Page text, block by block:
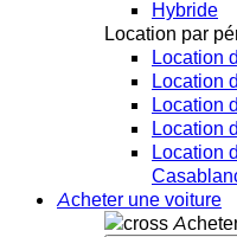
Hybride
Location par
Location
Location
Location
Location
Location
Acheter une voiture